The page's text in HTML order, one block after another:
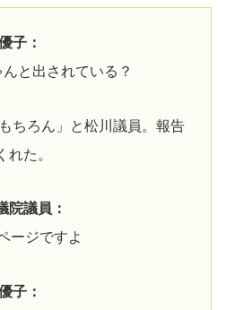
子：
と出されている？
ちろん」と松川議員。報告
た。
院議員：
ージですよ
子：